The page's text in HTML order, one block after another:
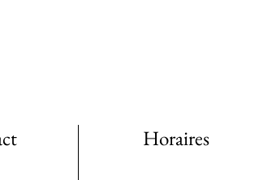
Horaires